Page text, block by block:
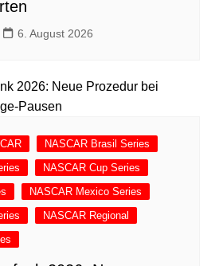
6. August 2026
NASCAR Brasil Series
NASCAR Cup Series
NASCAR Mexico Series
NASCAR Regional